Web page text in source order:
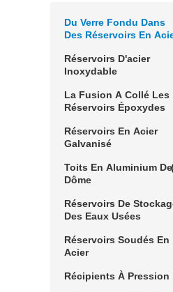
Du Verre Fondu Dans
Des Réservoirs En
Réservoirs D'acier
Inoxydable
La Fusion A Collé Les
Réservoirs Époxydes
Réservoirs En Acier
Galvanisé
Toits En Aluminium De
Dôme
Réservoirs De
Des Eaux Usées
Réservoirs Soudés En
Acier
Récipients À Pression